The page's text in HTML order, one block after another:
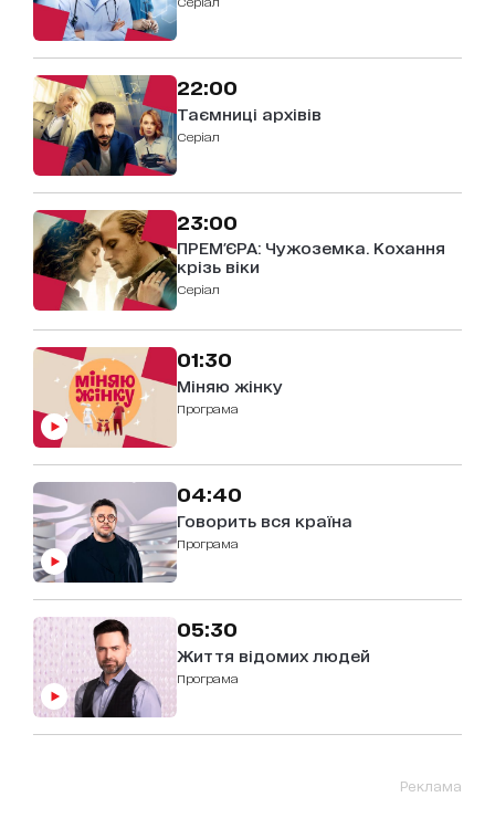
22:00
Таємниці архівів
серіал
23:00
ПРЕМ'ЄРА: Чужоземка. Кохання
крізь віки
серіал
01:30
Міняю жінку
Програма
04:40
Говорить вся країна
Програма
05:30
Життя відомих людей
Програма
Реклама